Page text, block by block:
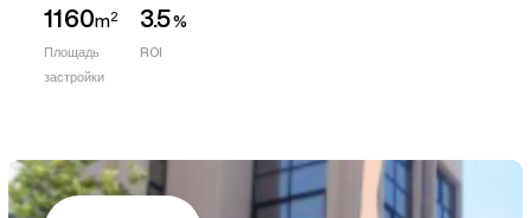
1160m2
Площадь
застройки
3.5%
ROI